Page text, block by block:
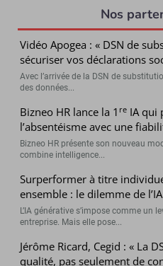
Nos
Vidéo Apogea : « DSN de
sécuriser vos déclarations
Avec l’arrivée de la DSN de
des données...
Bizneo HR lance la 1 re IA qui
l’absentéisme avec une
Bizneo HR présente son nouveau
combine intelligence...
Surperformer à titre
ensemble : le dilemme de
L’IA générative s’impose comme un
entreprise. Mais elle pose...
Jérôme Ricard, Cegid : « La
qualité, pas seulement de